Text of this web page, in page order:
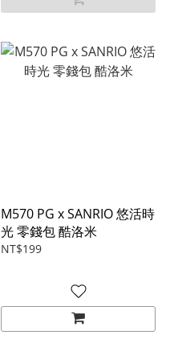
M570 PG x SANRIO 悠活時
光 零錢包 酷洛米
NT$199